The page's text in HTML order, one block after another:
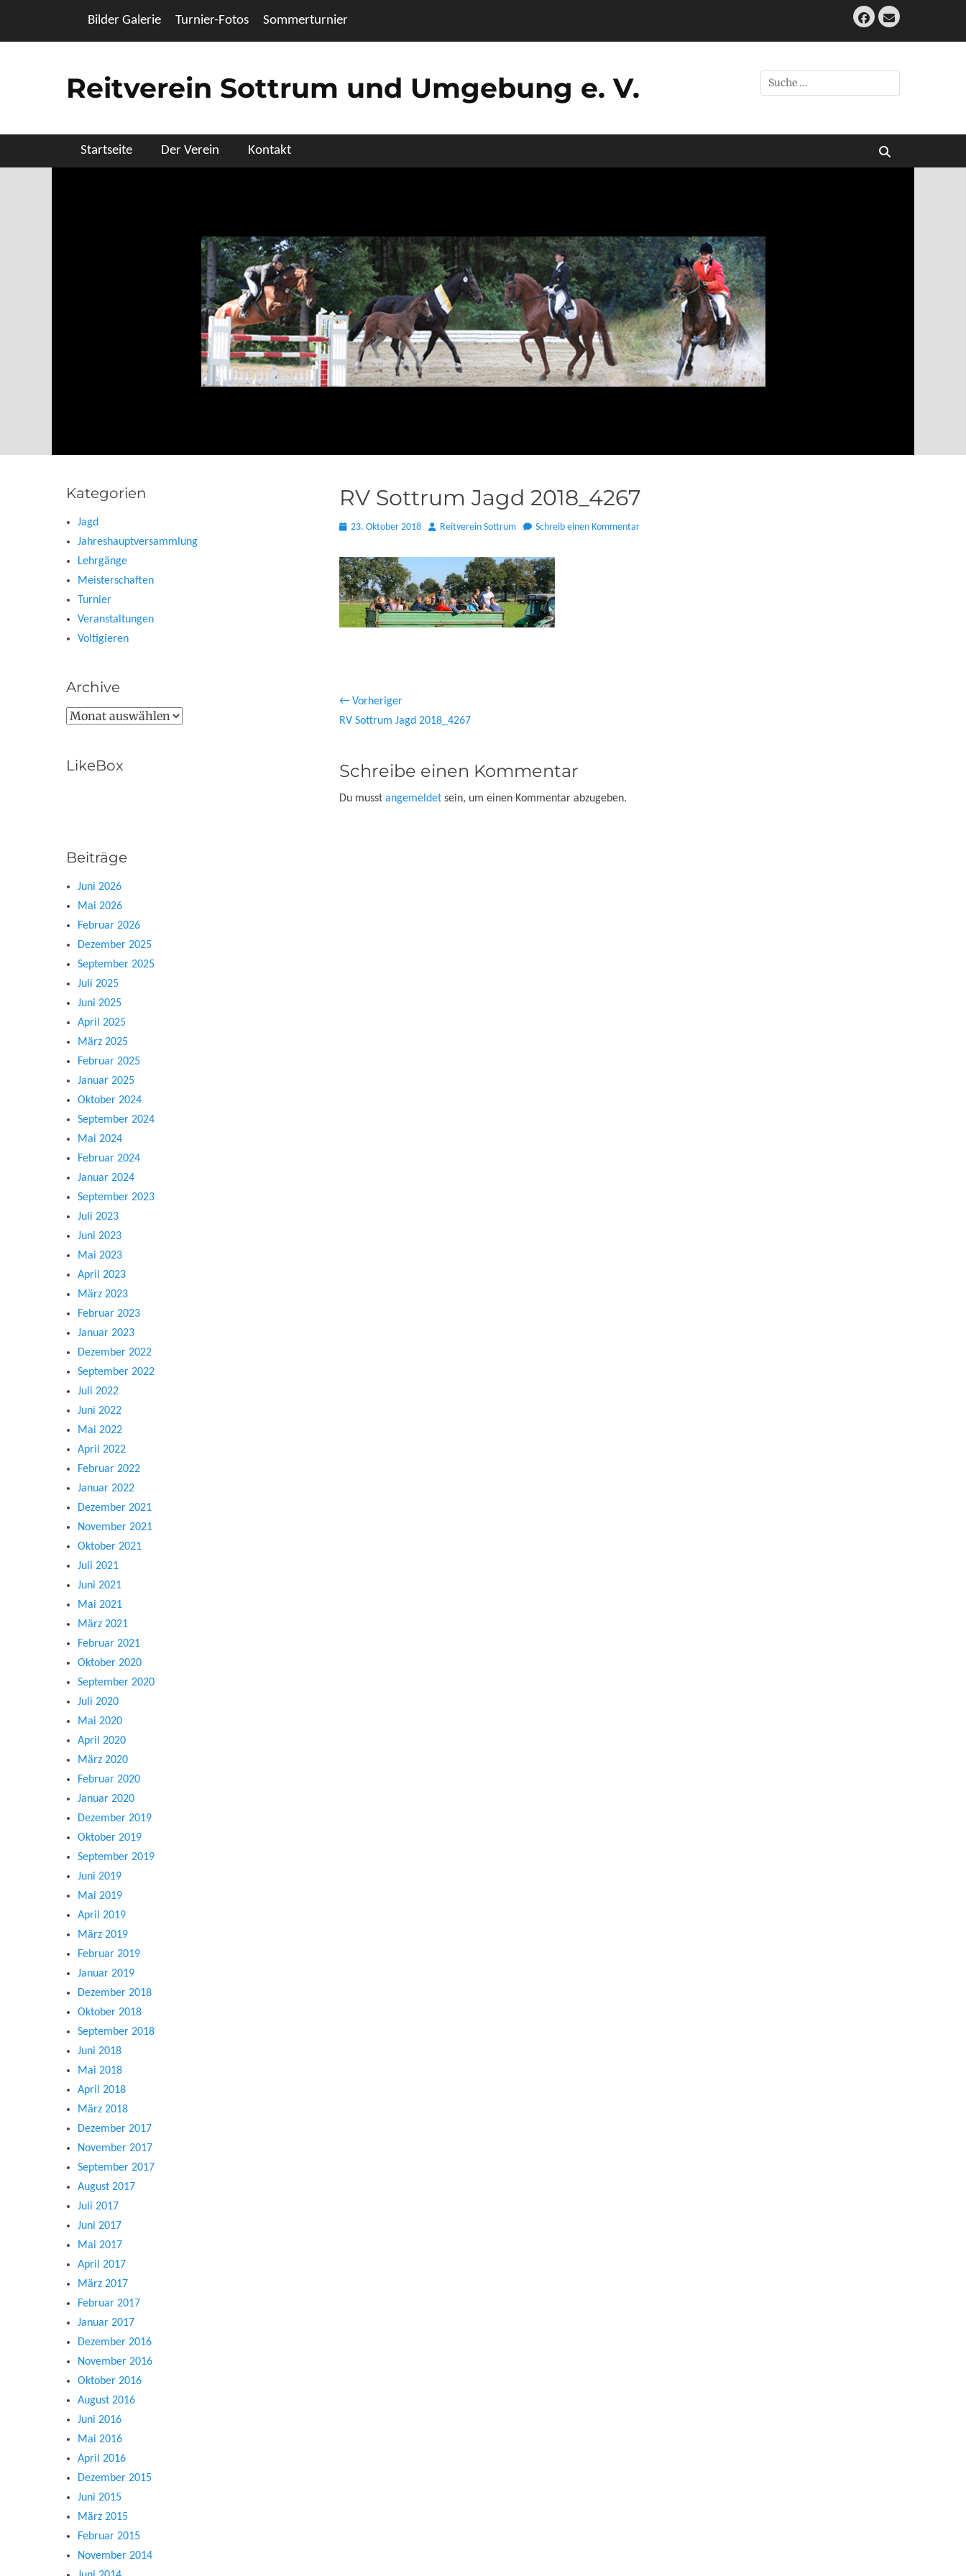
Header Top Menu
Bilder Galerie Turnier-Fotos Sommerturnier Facebook
E-
Mail
Reitverein Sottrum und Umgebung e. V.
Suche
nach:
Primäres Menü
Startseite Der Verein Kontakt
RV Sottrum Jagd 2018_4267
Posted23. Oktober 2018 AutorReitverein Sottrum Schreib einen Kommentar
Beitragsnavigation
← Vorheriger
Vorheriger
RV Sottrum Jagd 2018_4267
Schreibe einen Kommentar
Du musst angemeldet sein, um einen Kommentar abzugeben.
Kategorien
Jagd
Jahreshauptversammlung
Lehrgänge
Meisterschaften
Turnier
Veranstaltungen
Voltigieren
Archive
Archive
LikeBox
Beiträge
Juni 2026
Mai 2026
Februar 2026
Dezember 2025
September 2025
Juli 2025
Juni 2025
April 2025
März 2025
Februar 2025
Januar 2025
Oktober 2024
September 2024
Mai 2024
Februar 2024
Januar 2024
September 2023
Juli 2023
Juni 2023
Mai 2023
April 2023
März 2023
Februar 2023
Januar 2023
Dezember 2022
September 2022
Juli 2022
Juni 2022
Mai 2022
April 2022
Februar 2022
Januar 2022
Dezember 2021
November 2021
Oktober 2021
Juli 2021
Juni 2021
Mai 2021
März 2021
Februar 2021
Oktober 2020
September 2020
Juli 2020
Mai 2020
April 2020
März 2020
Februar 2020
Januar 2020
Dezember 2019
Oktober 2019
September 2019
Juni 2019
Mai 2019
April 2019
März 2019
Februar 2019
Januar 2019
Dezember 2018
Oktober 2018
September 2018
Juni 2018
Mai 2018
April 2018
März 2018
Dezember 2017
November 2017
September 2017
August 2017
Juli 2017
Juni 2017
Mai 2017
April 2017
März 2017
Februar 2017
Januar 2017
Dezember 2016
November 2016
Oktober 2016
August 2016
Juni 2016
Mai 2016
April 2016
Dezember 2015
Juni 2015
März 2015
Februar 2015
November 2014